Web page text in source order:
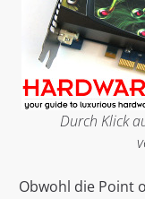
Durch Klick
Obwohl die Point